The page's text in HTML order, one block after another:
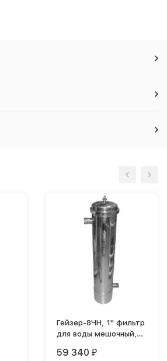
Гейзер-8ЧН, 1" фильтр
для воды мешочный,
59 340 ₽